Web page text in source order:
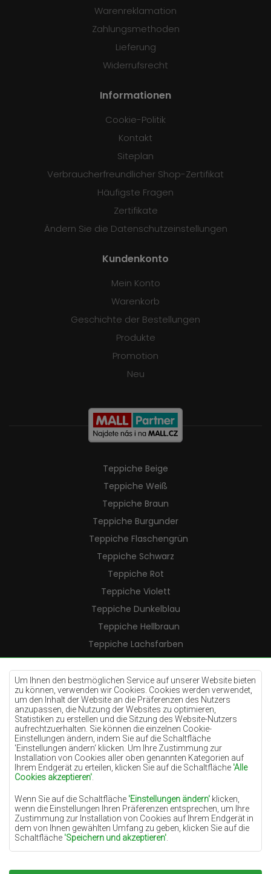
Um Ihnen den bestmöglichen Service auf unserer Website bieten
zu können, verwenden wir Cookies. Cookies werden verwendet,
um den Inhalt der Website an die Präferenzen des Nutzers
anzupassen, die Nutzung der Websites zu optimieren,
Statistiken zu erstellen und die Sitzung des Website-Nutzers
aufrechtzuerhalten. Sie können die einzelnen Cookie-
Einstellungen ändern, indem Sie auf die Schaltfläche
'Einstellungen ändern‘ klicken. Um Ihre Zustimmung zur
Installation von Cookies aller oben genannten Kategorien auf
Ihrem Endgerät zu erteilen, klicken Sie auf die Schaltfläche 'Alle
Cookies akzeptieren'
Wenn Sie auf die Schaltfläche 'Einstellungen ändern' klicken,
wenn die Einstellungen Ihren Präferenzen entsprechen, um Ihre
Zustimmung zur Installation von Cookies auf Ihrem Endgerät in
dem von Ihnen gewählten Umfang zu geben, klicken Sie auf die
Schaltfläche 'Speichern und akzeptieren'
Grundlage für die Verarbeitung das berechtigte Interesse des
Warenreklamation
Zahlungsmethoden
Lieferung
Widerrufsrecht
Informationen
Cookie-Politik
Kontakt
Siteplan
Verbraucherfreundlicher Shop-Zertifikat
Häufigste Fragen
Zertifikate
Ändern Sie die Datenschutzeinstellungen
Kundenkonto
Mein Konto
Warenkorb
Geschichte der Bestellungen
Produkte
Promotion
Neu
Teppiche Beige
Teppiche Weiß
Teppiche Braun
Teppiche Burgunder
Teppiche Flaschengrün
Teppiche Schwarz
Teppiche Rot
Teppiche Violett
Teppiche Dunkelblau
Teppiche Hellbraun
Teppiche Lachsfarben
Teppiche Cremefarben
Teppiche Lilac
Teppiche Gelb
Teppiche Pfefferminz
Teppiche Blau
Teppiche Orange
Teppiche Rosa
Teppiche Terrakotte
Teppiche Grün
Teppiche Golden